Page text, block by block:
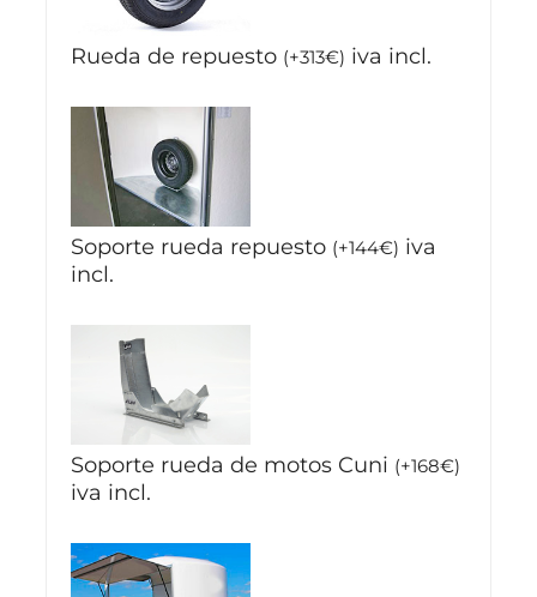
Rueda de repuesto (+313€) iva incl.
Soporte rueda repuesto (+144€) iva
incl.
Soporte rueda de motos Cuni (+168€)
iva incl.